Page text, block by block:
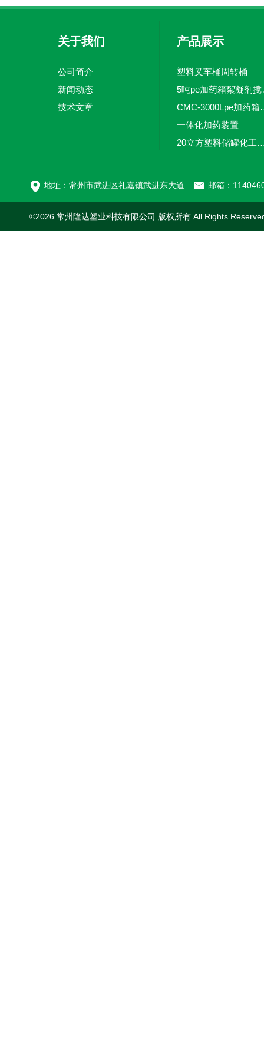
关于我们
公司简介
新闻动态
技术文章
产品展示
塑料叉车桶周转桶
5吨pe
CMC-
一体化加药装置
20立方塑料储罐化工储
地址：常州市武进区礼嘉镇武进东大道 邮箱：
©2026 常州隆达塑业科技有限公司 版权所有 All Rights